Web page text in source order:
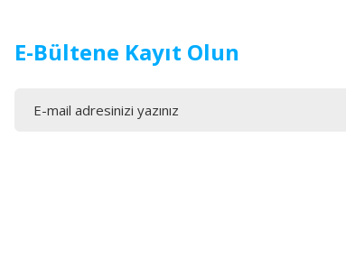
E-Bültene Kayıt Olun